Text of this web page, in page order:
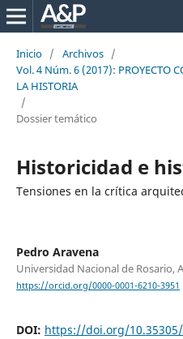
Inicio / Archivos /
Vol. 4 Núm. 6 (2017): PROYECTO
LA HISTORIA
/
Dossier temático
Historicidad e
Tensiones en la crítica
Pedro Aravena
Universidad Nacional de Rosario,
https://orcid.org/0000-0001-6210-3951
DOI: https://doi.org/10.35305/